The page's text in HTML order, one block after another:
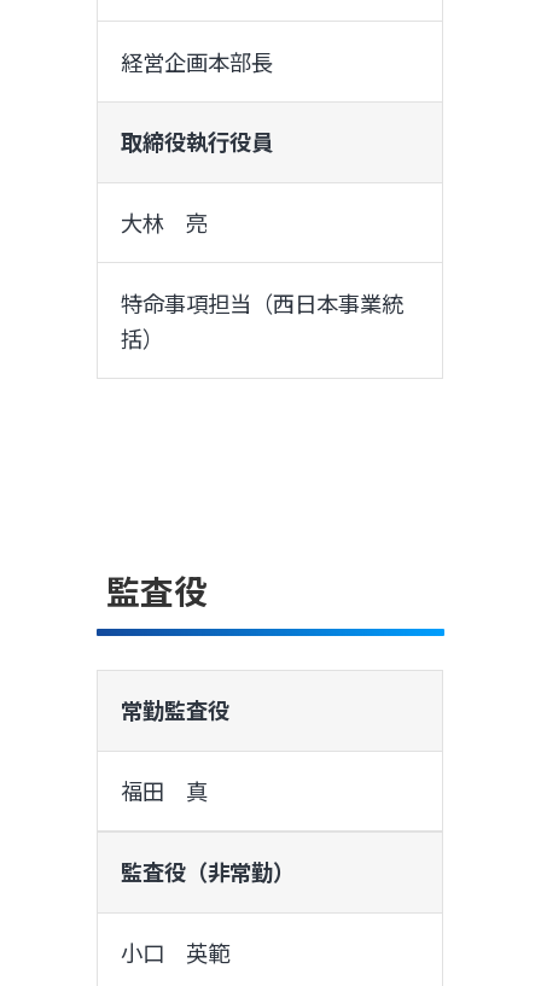
経営企画本部長
取締役執行役員
大林 亮
特命事項担当（西日本事業統
括）
監査役
常勤監査役
福田 真
監査役（非常勤）
小口 英範